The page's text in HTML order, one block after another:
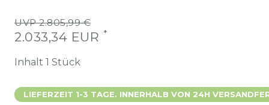
UVP 2.805,99 €
2.033,34 EUR *
Inhalt 1 Stück
LIEFERZEIT 1-3 TAGE. INNERHALB VON 24H